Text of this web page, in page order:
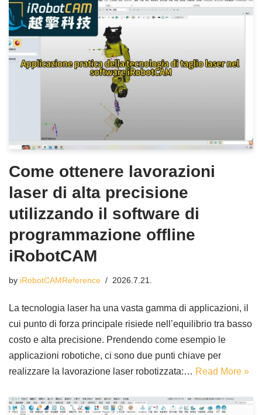
Come ottenere lavorazioni
laser di alta precisione
utilizzando il software di
programmazione offline
iRobotCAM
by iRobotCAMReference 2026.7.21.
La tecnologia laser ha una vasta gamma di applicazioni, il
cui punto di forza principale risiede nell’equilibrio tra basso
costo e alta precisione. Prendendo come esempio le
applicazioni robotiche, ci sono due punti chiave per
realizzare la lavorazione laser robotizzata:… Read More »